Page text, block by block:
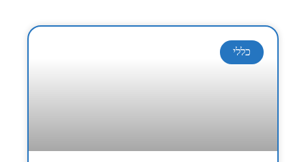
כללי